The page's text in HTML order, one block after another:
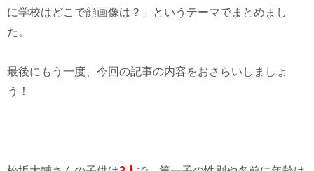
に学校はどこで顔画像は？」というテーマでまとめまし
た。
最後にもう一度、今回の記事の内容をおさらいしましょ
う！